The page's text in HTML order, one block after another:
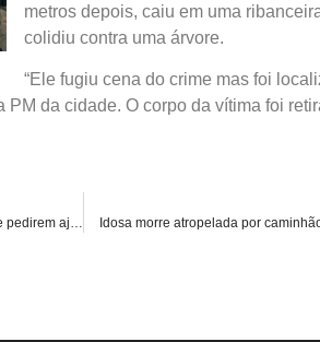
metros depois, caiu em uma
colidiu contra uma árvore.
“Ele fugiu cena do crime mas foi
PM da cidade. O corpo da vítima foi
Mãe e filha morrem atropeladas após sofrerem acidente e pedirem ajuda no acostamento de via no Ceará. Idosa morre atropelada por